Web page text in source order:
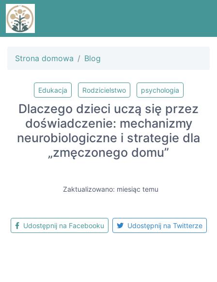
Strona domowa Blog
Edukacja Rodzicielstwo psychologia
Dlaczego dzieci uczą się przez
doświadczenie: mechanizmy
neurobiologiczne i strategie dla
„zmęczonego domu”
Zaktualizowano: miesiąc temu
Udostępnij na Facebooku Udostępnij na Twitterze